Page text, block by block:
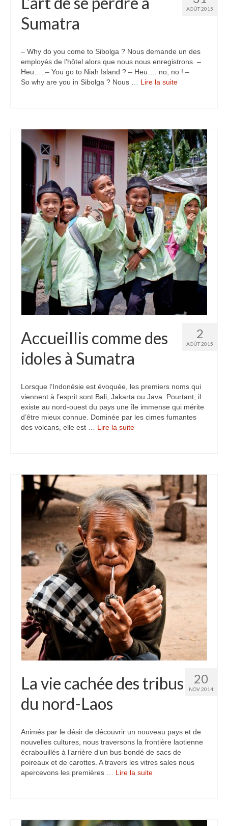
AOÛT 2015
Sumatra
– Why do you come to Sibolga ? Nous demande un des
employés de l’hôtel alors que nous nous enregistrons. –
Heu…. – You go to Niah Island ? – Heu…. no, no ! –
So why are you in Sibolga ? Nous … Lire la suite­­
2
AOÛT 2015
Accueillis comme des
idoles à Sumatra
Lorsque l’Indonésie est évoquée, les premiers noms qui
viennent à l’esprit sont Bali, Jakarta ou Java. Pourtant, il
existe au nord-ouest du pays une île immense qui mérite
d’être mieux connue. Dominée par les cimes fumantes
des volcans, elle est … Lire la suite­­
20
NOV 2014
La vie cachée des tribus
du nord-Laos
Animés par le désir de découvrir un nouveau pays et de
nouvelles cultures, nous traversons la frontière laotienne
écrabouillés à l’arrière d’un bus bondé de sacs de
poireaux et de carottes. A travers les vitres sales nous
apercevons les premières … Lire la suite­­